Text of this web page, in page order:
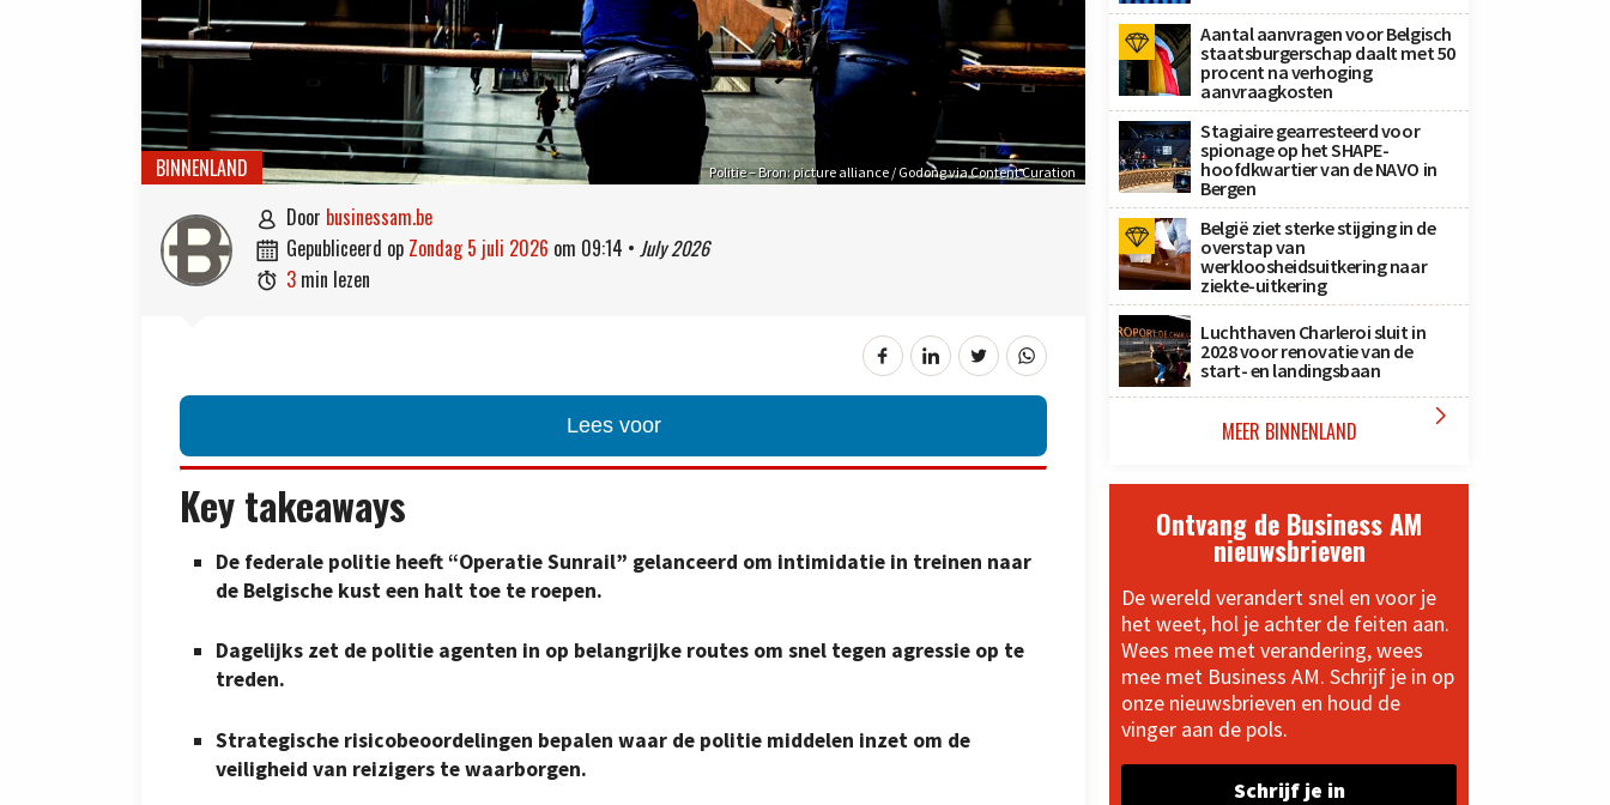
Politie – Bron: picture alliance / Godong via Content Curation
BINNENLAND
 door businessam.be
 gepubliceerd op zondag 5 juli 2026 om 09:14 • July 2026
 3 min lezen
Lees voor
Key takeaways
De federale politie heeft “Operatie Sunrail” gelanceerd om intimidatie in treinen naar
de Belgische kust een halt toe te roepen.
Dagelijks zet de politie agenten in op belangrijke routes om snel tegen agressie op te
treden.
Strategische risicobeoordelingen bepalen waar de politie middelen inzet om de
veiligheid van reizigers te waarborgen.
Aantal aanvragen voor Belgisch
staatsburgerschap daalt met 50
procent na verhoging
aanvraagkosten
Stagiaire gearresteerd voor
spionage op het SHAPE-
hoofdkwartier van de NAVO in
Bergen
België ziet sterke stijging in de
overstap van
werkloosheidsuitkering naar
ziekte-uitkering
Luchthaven Charleroi sluit in
2028 voor renovatie van de
start- en landingsbaan
MEER BINNENLAND 
Ontvang de Business AM
nieuwsbrieven
De wereld verandert snel en voor je
het weet, hol je achter de feiten aan.
Wees mee met verandering, wees
mee met Business AM. Schrijf je in op
onze nieuwsbrieven en houd de
vinger aan de pols.
Schrijf je in